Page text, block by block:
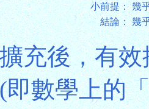
小前提： 幾
結論： 幾
充後，有
數學上的